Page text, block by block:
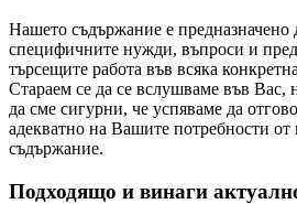
Нашето съдържание е предназначено
специфичните нужди, въпроси и
търсещите работа във всяка
Стараем се да се вслушваме във Вас,
да сме сигурни, че успяваме да
адекватно на Вашите потребности
съдържание.
Подходящо и винаги